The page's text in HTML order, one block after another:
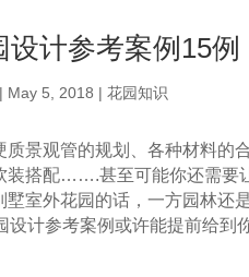
计参考案例15例
May 5, 2018 | 花园知识
景观管的规划、各种材料的合
装搭配…….甚至可能你还需要
室外花园的话，一方园林还
计参考案例或许能提前给到